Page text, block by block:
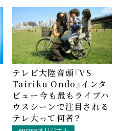
テレビ大陸音頭『VS
Tairiku Ondo』インタ
ビュー――今も最もライブハ
ウスシーンで注目される
テレ大って何者？